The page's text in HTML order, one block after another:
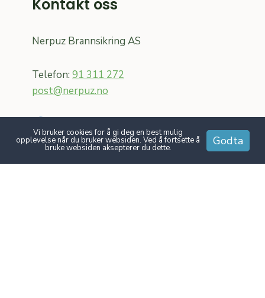
Kontakt oss
Nerpuz Brannsikring AS
Telefon: 91 311 272
post@nerpuz.no
Vi bruker cookies for å gi deg en best mulig
opplevelse når du bruker websiden. Ved å fortsette å
bruke websiden aksepterer du dette.
Godta